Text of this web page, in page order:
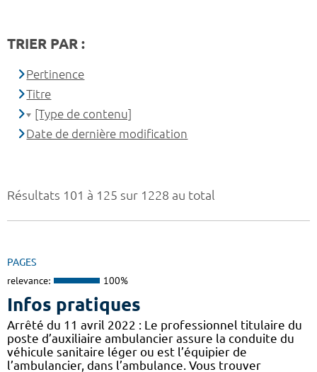
Résultats 101 à 125 sur 1228 au total
PAGES
relevance: 100%
Infos pratiques
Arrêté du 11 avril 2022 : Le professionnel titulaire du
poste d’auxiliaire ambulancier assure la conduite du
véhicule sanitaire léger ou est l’équipier de
l’ambulancier, dans l’ambulance. Vous trouver
TRIER PAR :
Pertinence
Titre
[Type de contenu]
Date de dernière modification